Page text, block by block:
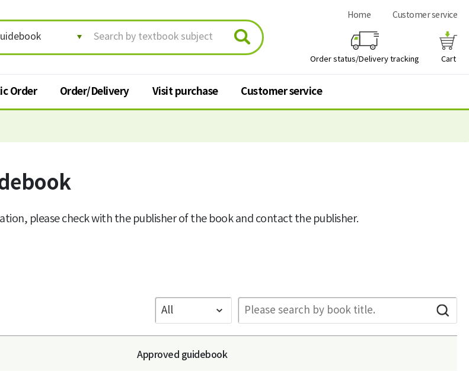
Home Customer service
Order status/Delivery tracking Cart
Order Order/Delivery Visit purchase Customer service
Order/Delivery
Order status/Delivery
tracking
Visit purchase Customer service
please check with the publisher of the book and contact the publisher.
Approved guidebook